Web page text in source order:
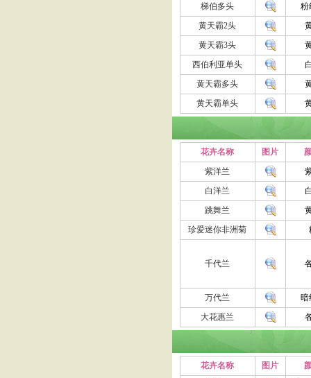
梯伯多头
粉
黄天霸2头
黄天霸3头
西伯利亚单头
黄天霸多头
黄天霸单头
花卉名称 图片
紫洋兰
白洋兰
跳舞兰
珍爱迷你非洲菊
千代兰
万代兰
暗
大花惠兰
花卉名称 图片